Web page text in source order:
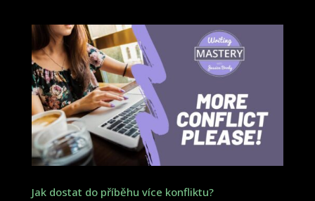
Jak dostat do příběhu více konfliktu?